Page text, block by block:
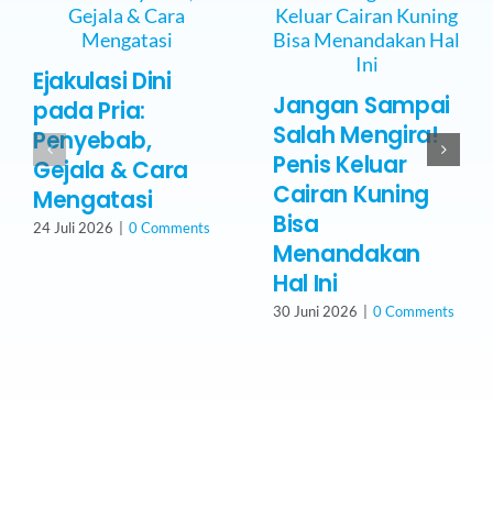
Ejakulasi Dini
pada Pria:
Penyebab,
Gejala & Cara
Mengatasi
24 Juli 2026 0 Comments
Jangan Sampai
Salah Mengira!
Penis Keluar
Cairan Kuning
Bisa
Menandakan
Hal Ini
30 Juni 2026 0 Comments